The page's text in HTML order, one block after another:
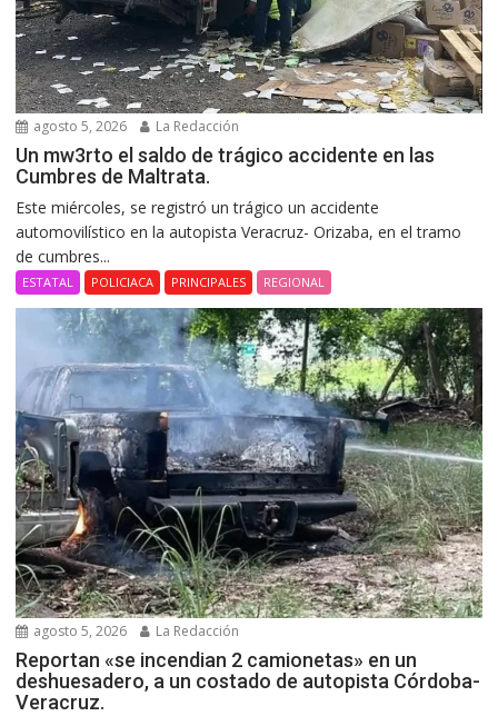
agosto 5, 2026 La Redacción
Un mw3rto el saldo de trágico accidente en las
Cumbres de Maltrata.
Este miércoles, se registró un trágico un accidente
automovilístico en la autopista Veracruz- Orizaba, en el tramo
de cumbres...
ESTATAL POLICIACA PRINCIPALES REGIONAL
agosto 5, 2026 La Redacción
Reportan «se incendian 2 camionetas» en un
deshuesadero, a un costado de autopista Córdoba-
Veracruz.